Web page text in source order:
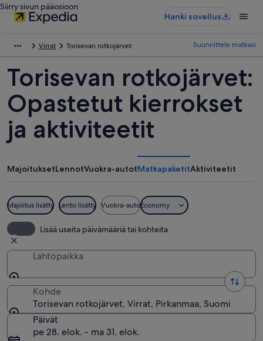
Siirry sivun pääosioon
Hanki sovellus
Virrat Torisevan rotkojärvet Suunnittele matkasi
Torisevan rotkojärvet:
Opastetut kierrokset
ja aktiviteetit
MajoituksetLennotVuokra-autotMatkapaketitAktiviteetit
Majoitus lisätty Lento lisätty Vuokra-autoEconomy
Lisää useita päivämääriä tai kohteita
Lähtöpaikka
Kohde
Torisevan rotkojärvet, Virrat, Pirkanmaa, Suomi
Päivät
pe 28. elok. - ma 31. elok.